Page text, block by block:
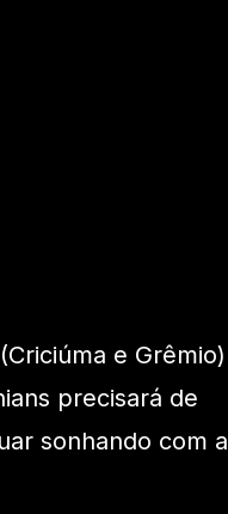
e Grêmio)
precisará de
sonhando com a